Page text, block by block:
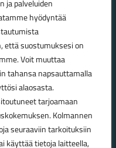
ja palveluiden
hyödyntää
että suostumuksesi on
Voit muuttaa
tahansa napsauttamalla
alaosasta.
tarjoamaan
Kolmannen
seuraaviin tarkoituksiin
käyttää tietoja laitteella,
30.9.2026)